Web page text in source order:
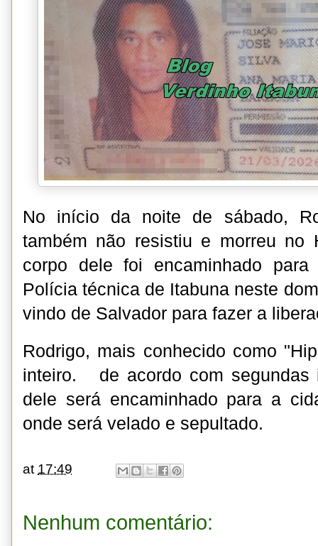
No início da noite de sábado,
também não resistiu e morreu no
corpo dele foi encaminhado
Polícia técnica de Itabuna neste
vindo de Salvador para fazer a
Rodrigo, mais conhecido como
inteiro. de acordo com segundas
dele será encaminhado para a
onde será velado e sepultado.
at 17:49
Nenhum comentário: